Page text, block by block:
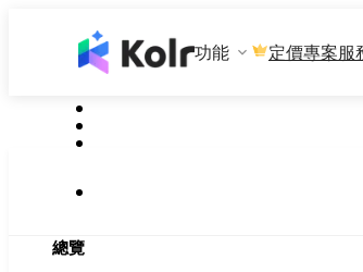
功能 定價專案服
總覽